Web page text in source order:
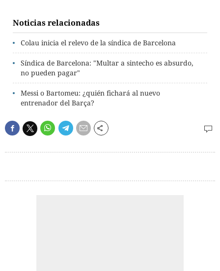
Noticias relacionadas
Colau inicia el relevo de la síndica de Barcelona
Síndica de Barcelona: "Multar a sintecho es absurdo,
no pueden pagar"
Messi o Bartomeu: ¿quién fichará al nuevo
entrenador del Barça?